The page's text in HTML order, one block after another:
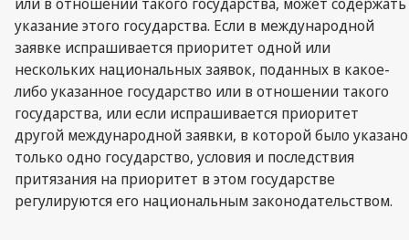
указание этого государства. Если в международной
заявке испрашивается приоритет одной или
нескольких национальных заявок, поданных в какое-
либо указанное государство или в отношении такого
государства, или если испрашивается приоритет
другой международной заявки, в которой было указано
только одно государство, условия и последствия
притязания на приоритет в этом государстве
регулируются его национальным законодательством.